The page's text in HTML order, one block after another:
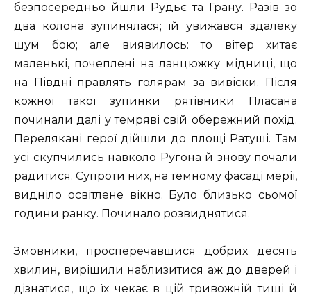
безпосередньо йшли Рудьє та Грану. Разів зо
два колона зупинялася; їй увижався здалеку
шум бою; але виявилось: то вітер хитає
маленькі, почеплені на ланцюжку мідниці, що
на Півдні правлять голярам за вивіски. Після
кожної такої зупинки рятівники Пласана
починали далі у темряві свій обережний похід.
Перелякані герої дійшли до площі Ратуші. Там
усі скупчились навколо Ругона й знову почали
радитися. Супроти них, на темному фасаді мерії,
видніло освітлене вікно. Було близько сьомої
години ранку. Починало розвиднятися.
Змовники, просперечавшися добрих десять
хвилин, вирішили наблизитися аж до дверей і
дізнатися, що їх чекає в цій тривожній тиші й